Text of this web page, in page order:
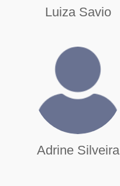
Luiza Savio
Adrine Silveira